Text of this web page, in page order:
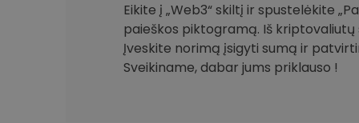
Eikite į „Web3“ skiltį ir spustelėkite
paieškos piktogramą. Iš kriptovaliutų
Įveskite norimą įsigyti sumą ir
Sveikiname, dabar jums priklauso !